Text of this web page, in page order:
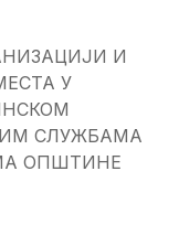
И
У
СЛУЖБАМА
ОПШТИНЕ